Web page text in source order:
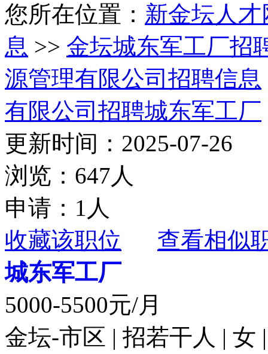
您所在位置： 新金坛人才
息 >> 金坛城东军工厂招
源管理有限公司招聘信息
有限公司招聘城东军工厂
更新时间：2025-07-26
浏览：647人
申请：1人
收藏该职位
查看相似
城东军工厂
5000-5500元/月
金坛-市区 | 招若干人 | 女